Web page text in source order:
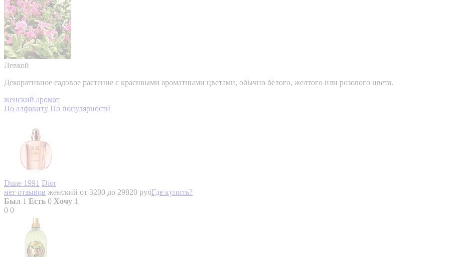
Левкой
Декоративное садовое растение с красивыми ароматными цветами, обычно белого, желтого или розового цвета.
женский аромат
По алфавиту По популярности
Dune 1991 Dior
нет отзывов женский от 3200 до 29820 рубГде купить?
Был 1 Есть 0 Хочу 1
0 0